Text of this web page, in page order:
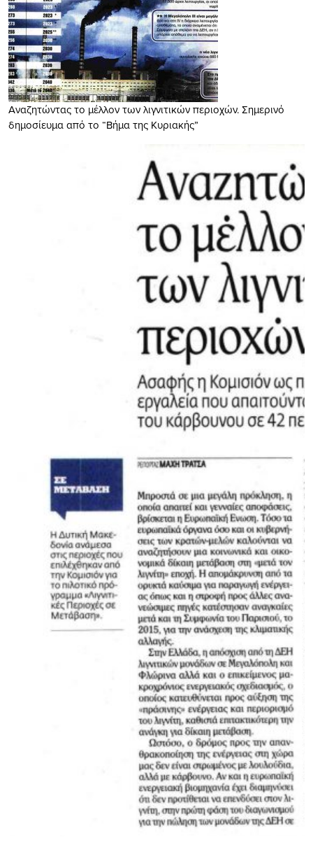
Aναζητώντας το μέλλον των λιγνιτικών περιοχών. Σημερινό
δημοσίευμα από το “Βήμα της Κυριακής”